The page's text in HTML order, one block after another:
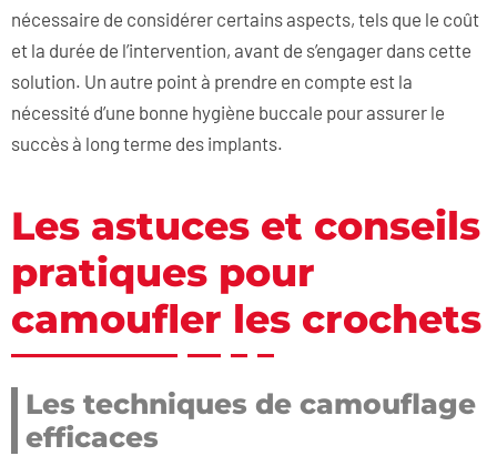
nécessaire de considérer certains aspects, tels que le coût
et la durée de l’intervention, avant de s’engager dans cette
solution. Un autre point à prendre en compte est la
nécessité d’une bonne hygiène buccale pour assurer le
succès à long terme des implants.
Les astuces et conseils
pratiques pour
camoufler les crochets
Les techniques de camouflage
efficaces